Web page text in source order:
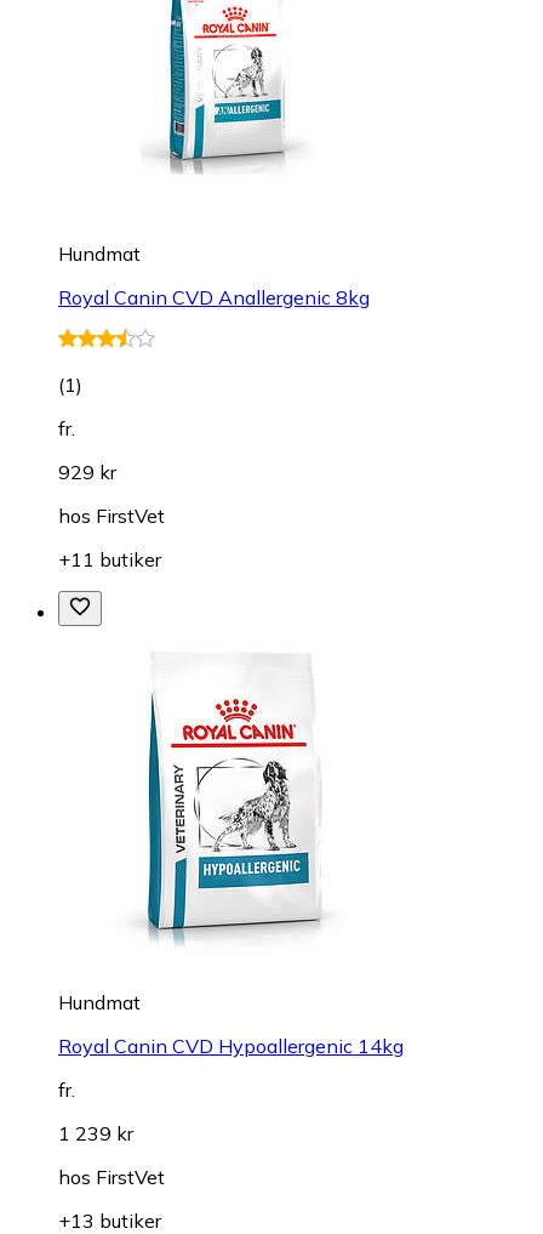
Hundmat
Royal Canin CVD Anallergenic 8kg
(1)
fr.
929 kr
hos FirstVet
+11 butiker
Hundmat
Royal Canin CVD Hypoallergenic 14kg
fr.
1 239 kr
hos FirstVet
+13 butiker